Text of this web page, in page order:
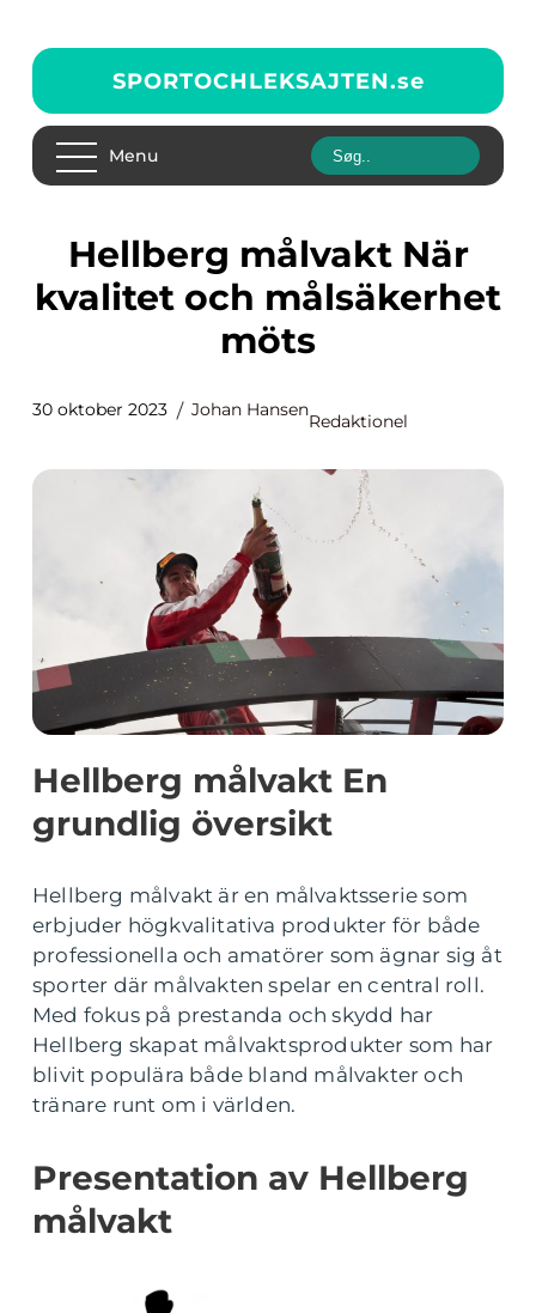
SPORTOCHLEKSAJTEN.se
Menu
Hellberg målvakt När
kvalitet och målsäkerhet
möts
30 oktober 2023 Johan Hansen
Redaktionel
Hellberg målvakt En
grundlig översikt
Hellberg målvakt är en målvaktsserie som
erbjuder högkvalitativa produkter för både
professionella och amatörer som ägnar sig åt
sporter där målvakten spelar en central roll.
Med fokus på prestanda och skydd har
Hellberg skapat målvaktsprodukter som har
blivit populära både bland målvakter och
tränare runt om i världen.
Presentation av Hellberg
målvakt